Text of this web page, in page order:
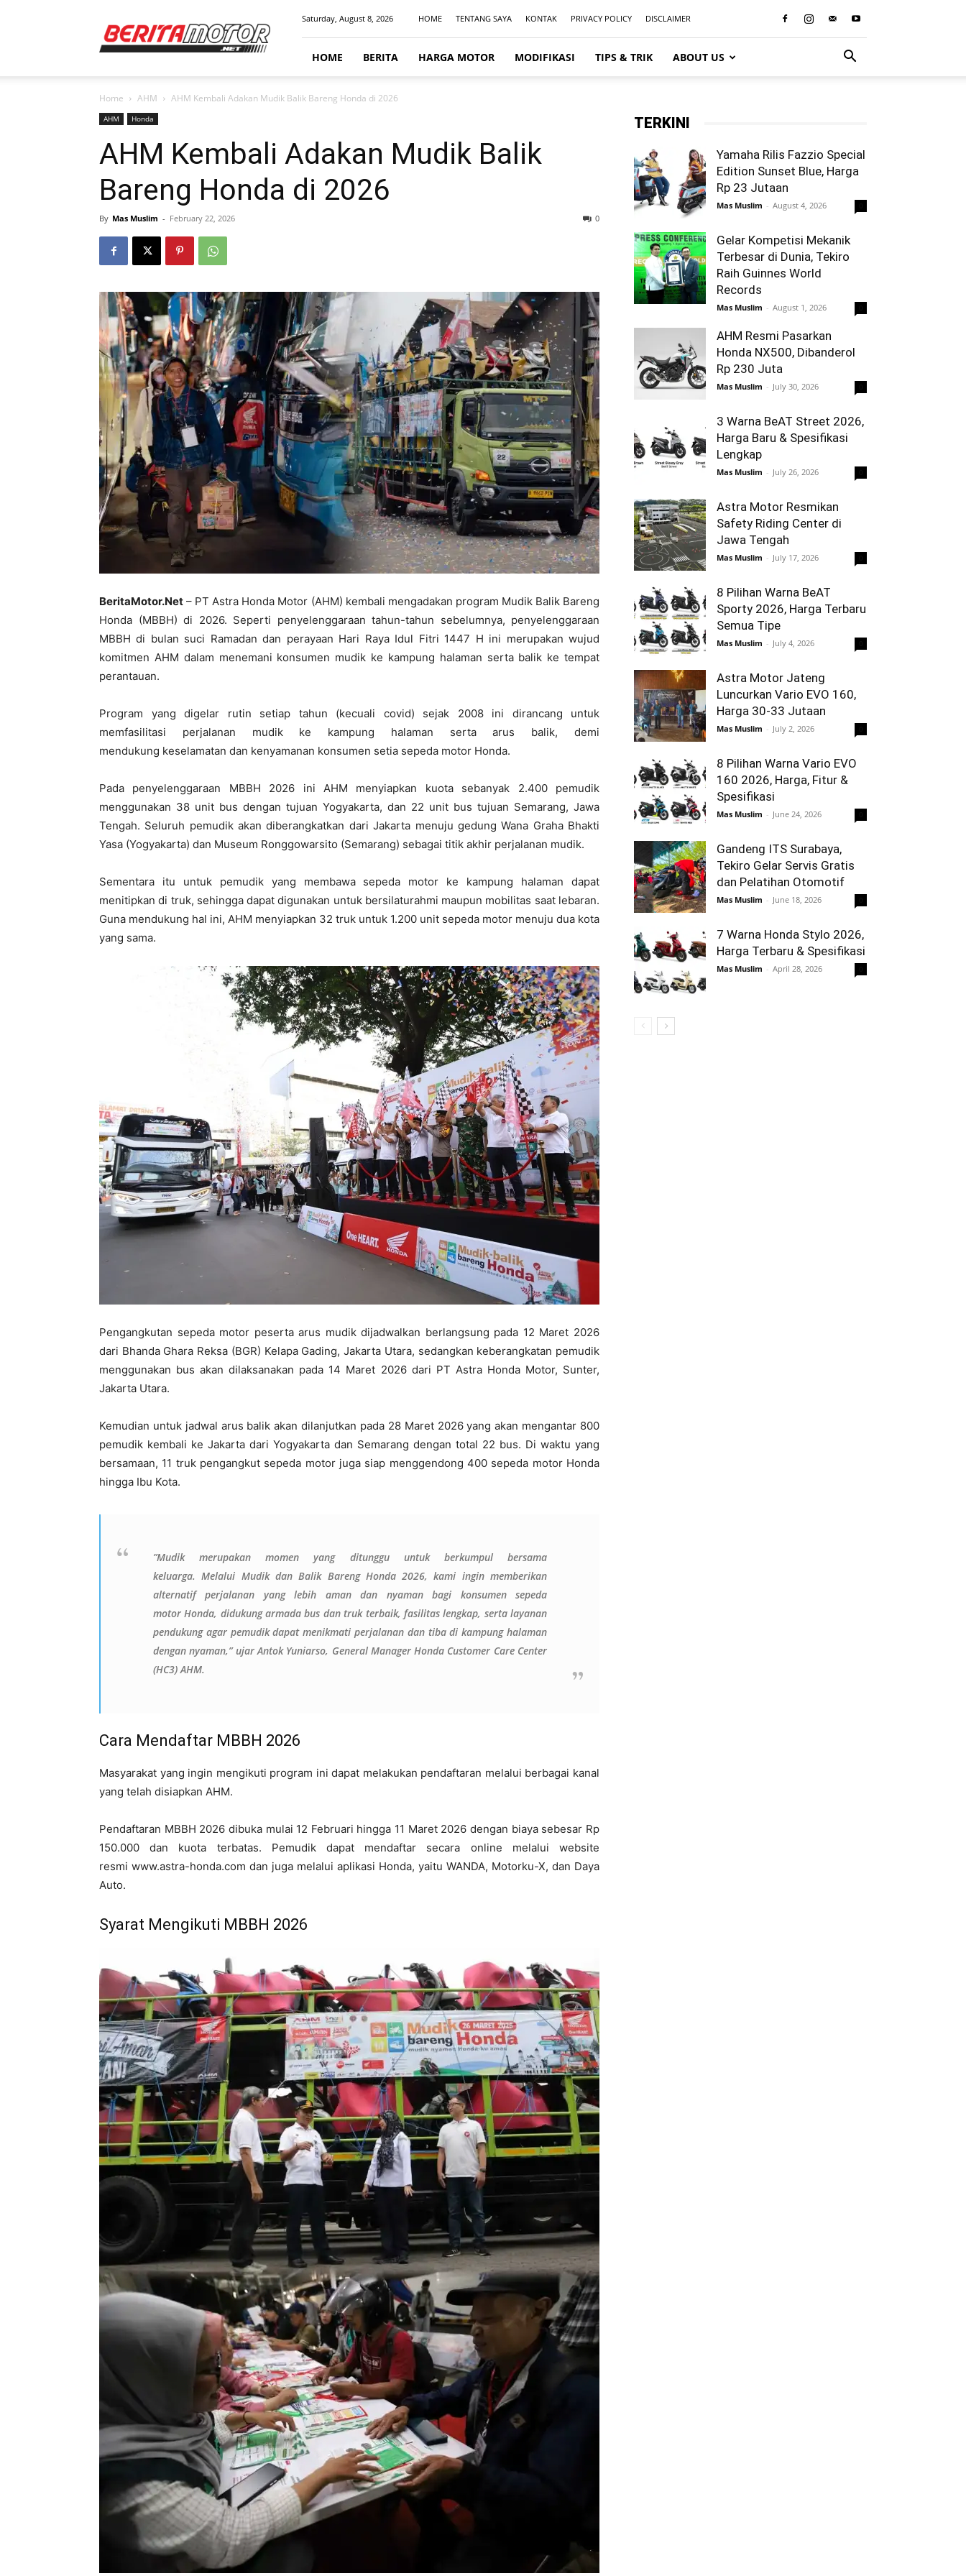
Saturday, August 8, 2026 HOME TENTANG SAYA KONTAK PRIVACY POLICY DISCLAIMER
HOME BERITA HARGA MOTOR MODIFIKASI TIPS & TRIK ABOUT US
Home AHM AHM Kembali Adakan Mudik Balik Bareng Honda di 2026
AHM Honda
AHM Kembali Adakan Mudik Balik
Bareng Honda di 2026
By Mas Muslim - February 22, 2026 0
BeritaMotor.Net – PT Astra Honda Motor (AHM) kembali mengadakan program Mudik Balik Bareng
Honda (MBBH) di 2026. Seperti penyelenggaraan tahun-tahun sebelumnya, penyelenggaraan
MBBH di bulan suci Ramadan dan perayaan Hari Raya Idul Fitri 1447 H ini merupakan wujud
komitmen AHM dalam menemani konsumen mudik ke kampung halaman serta balik ke tempat
perantauan.
Program yang digelar rutin setiap tahun (kecuali covid) sejak 2008ini dirancang untuk
memfasilitasi perjalanan mudik ke kampung halaman sertaarus balik, demi
mendukung keselamatan dan kenyamanan konsumen setia sepeda motor Honda.
Pada penyelenggaraan MBBH 2026 ini AHM menyiapkan kuota sebanyak 2.400 pemudik
menggunakan 38 unit bus dengan tujuan Yogyakarta, dan 22 unit bus tujuan Semarang, Jawa
Tengah. Seluruh pemudik akan diberangkatkan dari Jakarta menuju gedung Wana Graha Bhakti
Yasa (Yogyakarta) dan Museum Ronggowarsito (Semarang) sebagai titik akhir perjalanan mudik.
Sementara itu untuk pemudik yang membawa sepeda motor ke kampung halaman dapat
menitipkan di truk, sehingga dapat digunakan untuk bersilaturahmi maupun mobilitas saat lebaran.
Guna mendukung hal ini, AHM menyiapkan 32 truk untuk 1.200 unit sepeda motor menuju dua kota
yang sama.
Pengangkutan sepeda motor peserta arus mudik dijadwalkan berlangsung pada 12 Maret 2026
dari Bhanda Ghara Reksa (BGR) Kelapa Gading, Jakarta Utara, sedangkan keberangkatan pemudik
menggunakan bus akan dilaksanakan pada 14 Maret 2026 dari PT Astra Honda Motor, Sunter,
Jakarta Utara.
Kemudian untuk jadwal arus balik akan dilanjutkan pada 28 Maret 2026 yang akan mengantar 800
pemudik kembali ke Jakarta dari Yogyakarta dan Semarang dengan total 22 bus. Di waktu yang
bersamaan, 11 truk pengangkut sepeda motor juga siap menggendong 400 sepeda motor Honda
hingga Ibu Kota.
”Mudik merupakan momenyang ditunggu untuk berkumpul bersama
keluarga.Melalui Mudik dan Balik Bareng Honda 2026, kami ingin memberikan
alternatif perjalanan yang lebih aman dan nyaman bagi konsumen sepeda
motorHonda, didukungarmada bus dan trukterbaik, fasilitas lengkap, serta layanan
pendukung agar pemudik dapat menikmati perjalanan dan tiba di kampung halaman
dengan nyaman,” ujar Antok Yuniarso, General Manager Honda Customer Care Center
(HC3) AHM.
Cara Mendaftar MBBH 2026
Masyarakat yang ingin mengikuti program ini dapat melakukan pendaftaran melalui berbagai kanal
yang telah disiapkan AHM.
Pendaftaran MBBH 2026 dibuka mulai 12 Februari hingga 11 Maret 2026 dengan biaya sebesar Rp
150.000 dan kuota terbatas. Pemudik dapat mendaftar secara online melalui website
resmi www.astra-honda.com dan juga melalui aplikasi Honda, yaitu WANDA, Motorku-X, dan Daya
Auto.
Syarat Mengikuti MBBH 2026
TERKINI
Yamaha Rilis Fazzio Special
Edition Sunset Blue, Harga
Rp 23 Jutaan
Mas Muslim - August 4, 2026
Gelar Kompetisi Mekanik
Terbesar di Dunia, Tekiro
Raih Guinnes World
Records
Mas Muslim - August 1, 2026
AHM Resmi Pasarkan
Honda NX500, Dibanderol
Rp 230 Juta
Mas Muslim - July 30, 2026
3 Warna BeAT Street 2026,
Harga Baru & Spesifikasi
Lengkap
Mas Muslim - July 26, 2026
Astra Motor Resmikan
Safety Riding Center di
Jawa Tengah
Mas Muslim - July 17, 2026
8 Pilihan Warna BeAT
Sporty 2026, Harga Terbaru
Semua Tipe
Mas Muslim - July 4, 2026
Astra Motor Jateng
Luncurkan Vario EVO 160,
Harga 30-33 Jutaan
Mas Muslim - July 2, 2026
8 Pilihan Warna Vario EVO
160 2026, Harga, Fitur &
Spesifikasi
Mas Muslim - June 24, 2026
Gandeng ITS Surabaya,
Tekiro Gelar Servis Gratis
dan Pelatihan Otomotif
Mas Muslim - June 18, 2026
7 Warna Honda Stylo 2026,
Harga Terbaru & Spesifikasi
Mas Muslim - April 28, 2026